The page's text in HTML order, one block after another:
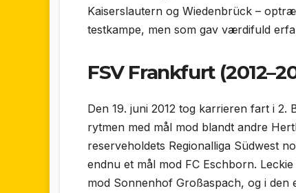
Kaiserslautern og Wiedenbrück –
testkampe, men som gav værdifuld
FSV Frankfurt
Den 19. juni 2012 tog karrieren fart i
rytmen med mål mod blandt andre
reserve­holdets Regionalliga Südwest
endnu et mål mod FC Eschborn.
mod Sonnenhof Großaspach, og i